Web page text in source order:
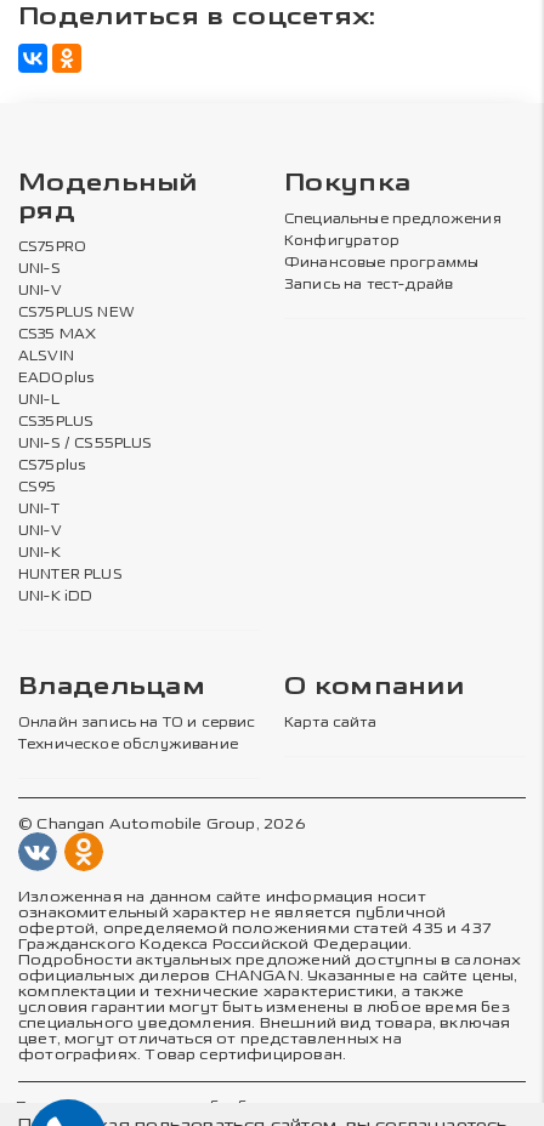
Поделиться в соцсетях:
Модельный
ряд
CS75PRO
UNI-S
UNI-V
CS75PLUS NEW
CS35 MAX
ALSVIN
EADOplus
UNI-L
CS35PLUS
UNI-S / CS55PLUS
CS75plus
CS95
UNI-T
UNI-V
UNI-K
HUNTER PLUS
UNI-K iDD
Покупка
Специальные предложения
Конфигуратор
Финансовые программы
Запись на тест-драйв
Владельцам
Онлайн запись на ТО и сервис
Техническое обслуживание
О компании
Карта сайта
© Changan Automobile Group, 2026
Изложенная на данном сайте информация носит
ознакомительный характер не является публичной
офертой, определяемой положениями статей 435 и 437
Гражданского Кодекса Российской Федерации.
Подробности актуальных предложений доступны в салонах
официальных дилеров CHANGAN. Указанные на сайте цены,
комплектации и технические характеристики, а также
условия гарантии могут быть изменены в любое время без
специального уведомления. Внешний вид товара, включая
цвет, могут отличаться от представленных на
фотографиях. Товар сертифицирован.
Политика в отношении обработки персональных данных
Политика конфиденциальности